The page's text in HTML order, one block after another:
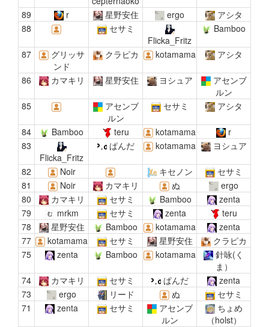
89
r 星野安住 ergo
アシタ
88
セサミ
Flicka_Fritz
Bamboo
87
グリッサ
ンド
クラピカ kotamama アシタ
86 カマキリ 星野安住 ヨシュア
アセンブ
ルン
85
アセンブ
ルン
セサミ アシタ
84 Bamboo teru kotamama
r
83
Flicka_Fritz
ぱんだ kotamama ヨシュア
82 Noir キセノン
セサミ
81
Noir カマキリ ぬ
ergo
80
カマキリ セサミ Bamboo
zenta
79
mrkm セサミ zenta
teru
78
星野安住 Bamboo kotamama
zenta
77
kotamama セサミ 星野安住
クラピカ
75
zenta Bamboo kotamama
針咏(く
ま）
74
カマキリ セサミ ぱんだ
zenta
73
ergo リード ぬ
セサミ
71
zenta セサミ
アセンブ
ルン
ちょめ
（holst）